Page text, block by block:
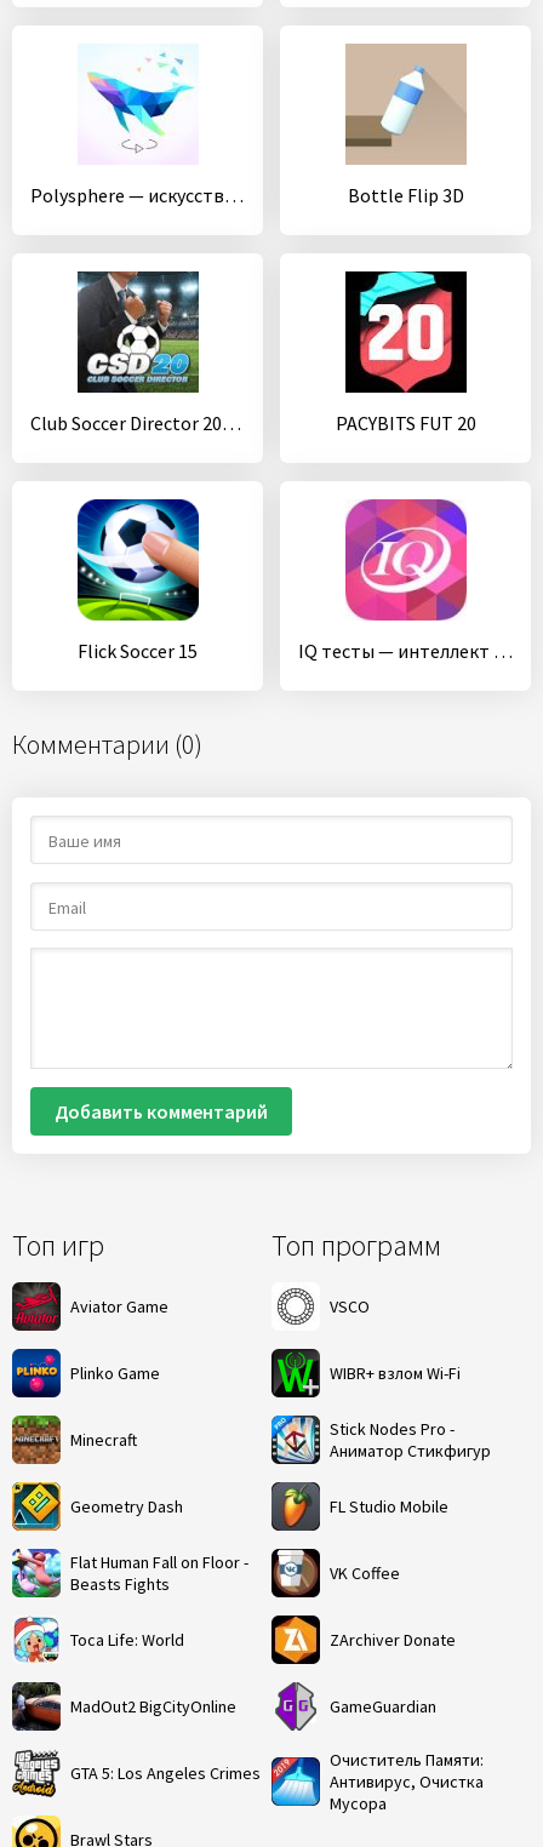
Топ игр
Aviator Game
Plinko Game
Minecraft
Geometry Dash
Flat Human Fall on Floor -
Beasts Fights
Toca Life: World
MadOut2 BigCityOnline
GTA 5: Los Angeles Crimes
Brawl Stars
Топ программ
VSCO
WIBR+ взлом Wi-Fi
Stick Nodes Pro -
Аниматор Стикфигур
FL Studio Mobile
VK Coffee
ZArchiver Donate
GameGuardian
Очиститель Памяти:
Антивирус, Очистка
Мусора
Polysphere — искусство пазлов Bottle Flip 3D
Club Soccer Director 2020 - Футбольный менеджмент PACYBITS FUT 20
Flick Soccer 15 IQ тесты — интеллект и логика
Комментарии (0)
Добавить комментарий